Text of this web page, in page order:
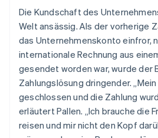
Die Kundschaft des
Welt ansässig. Als der vorherige
das Unternehmenskonto einfror,
internationale Rechnung aus
gesendet worden war, wurde der
Zahlungslösung dringender.
geschlossen und die Zahlung
erläutert Pallen. „Ich brauche die
reisen und mir nicht den Kopf